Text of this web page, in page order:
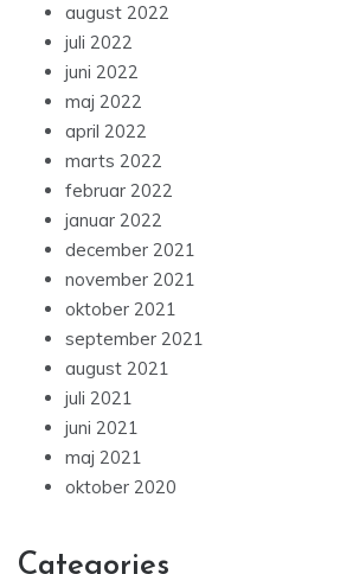
august 2022
juli 2022
juni 2022
maj 2022
april 2022
marts 2022
februar 2022
januar 2022
december 2021
november 2021
oktober 2021
september 2021
august 2021
juli 2021
juni 2021
maj 2021
oktober 2020
Categories